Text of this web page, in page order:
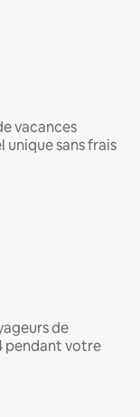
vacances
unique sans frais
de
pendant votre